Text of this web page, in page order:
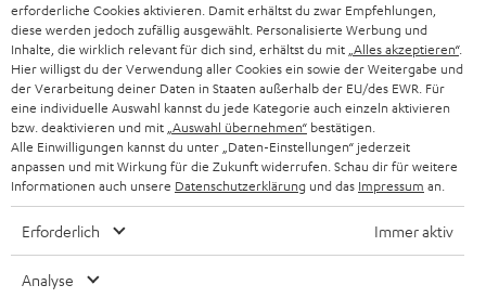
BIS ZU
45 €
RABATT
N
e
w
s
l
Wähle deinen Gutschein!
Melde dich für den Newsletter an und erhalte bis zu
45 € als Dankeschön.
WIDGET
erforderliche Cookies aktivieren. Damit erhältst du zwar Empfehlungen,
diese werden jedoch zufällig ausgewählt. Personalisierte Werbung und
Inhalte, die wirklich relevant für dich sind, erhältst du mit „Alles akzeptieren“.
Hier willigst du der Verwendung aller Cookies ein sowie der Weitergabe und
der Verarbeitung deiner Daten in Staaten außerhalb der EU/des EWR. Für
eine individuelle Auswahl kannst du jede Kategorie auch einzeln aktivieren
bzw. deaktivieren und mit „Auswahl übernehmen“ bestätigen.
Alle Einwilligungen kannst du unter „Daten-Einstellungen“ jederzeit
anpassen und mit Wirkung für die Zukunft widerrufen. Schau dir für weitere
Informationen auch unsere Datenschutzerklärung und das Impressum an.
Erforderlich Immer aktiv
Analyse